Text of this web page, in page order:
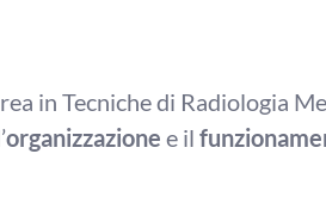
in Tecniche di Radiologia
organizzazione e il